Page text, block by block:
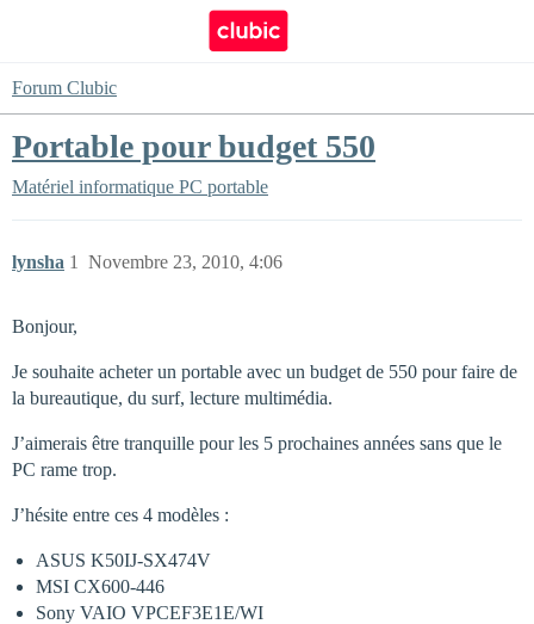
Forum Clubic
Portable pour budget 550
Matériel informatique PC portable
lynsha Novembre 23, 2010, 4:06
1
Bonjour,
Je souhaite acheter un portable avec un budget de 550 pour faire de
la bureautique, du surf, lecture multimédia.
J’aimerais être tranquille pour les 5 prochaines années sans que le
PC rame trop.
J’hésite entre ces 4 modèles :
ASUS K50IJ-SX474V
MSI CX600-446
Sony VAIO VPCEF3E1E/WI